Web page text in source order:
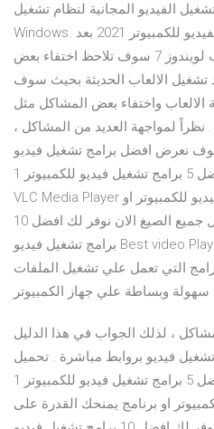
الفيديو المجانية لنظام تشغيل
Windows. تحميل افضل 5 برامج لتشغيل الفيديو للكمبيوتر 2021 بعد
تحميل برامج دعم الالعاب لويندوز 7 سوف تلاحظ اختفاء بعض
الالعاب الحديثة بحيث سوف
الالعاب واختفاء بعض المشاكل مثل
نظراً لمواجهة العديد من المشاكل ،
نعرض افضل برامج تشغيل فيديو
بروابط مباشرة . تحميل افضل 5 برامج تشغيل فيديو للكمبيوتر 1.
VLC Media Player هل تبحث عن افضل مشغل فيديو للكمبيوتر او
برنامج يمنحك القدرة على تشغيل جميع الصيغ الان نوفر لك افضل 10
برامج تشغيل فيديو Best video Player والذي من خلاله أيضاً سوف
التي تعمل علي تشغيل الملفات
سهولة وبساطة علي جهاز الكمبيوتر
، لذلك الجواب في هذا الدليل
فيديو بروابط مباشرة . تحميل
افضل 5 برامج تشغيل فيديو للكمبيوتر 1. VLC Media Player هل
او برنامج يمنحك القدرة على